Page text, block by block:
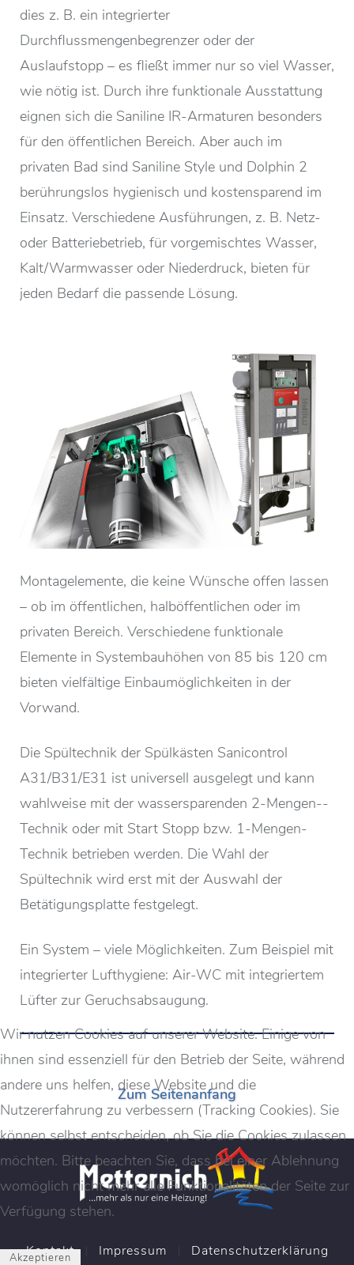
dies z. B. ein integrierter
Durchflussmengenbegrenzer oder der
Auslaufstopp – es fließt immer nur so viel Wasser,
wie nötig ist. Durch ihre funktionale Ausstattung
eignen sich die Saniline IR-Armaturen besonders
für den öffentlichen Bereich. Aber auch im
privaten Bad sind Saniline Style und Dolphin 2
berührungslos hygienisch und kostensparend im
Einsatz. Verschiedene Ausführungen, z. B. Netz-
oder Batteriebetrieb, für vorgemischtes Wasser,
Kalt/Warmwasser oder Niederdruck, bieten für
jeden Bedarf die passende Lösung.
Montagelemente, die keine Wünsche offen lassen
– ob im öffentlichen, halböffentlichen oder im
privaten Bereich. Verschiedene funktionale
Elemente in Systembauhöhen von 85 bis 120 cm
bieten vielfältige Einbaumöglichkeiten in der
Vorwand.
Die Spültechnik der Spülkästen Sanicontrol
A31/B31/E31 ist universell ausgelegt und kann
wahlweise mit der wasser­sparenden 2-Mengen-­
Technik oder mit Start Stopp bzw. 1-Mengen-
Technik betrieben werden. Die Wahl der
Spültechnik wird erst mit der Auswahl der
Betätigungsplatte festgelegt.
Ein System – viele Möglichkeiten. Zum Beispiel mit
integrierter Lufthygiene: Air-WC mit integriertem
Lüfter zur Geruchsabsaugung.
Zum Seitenanfang
Kontakt Impressum Datenschutzerklärung
Wir nutzen Cookies auf unserer Website. Einige von
ihnen sind essenziell für den Betrieb der Seite, während
andere uns helfen, diese Website und die
Nutzererfahrung zu verbessern (Tracking Cookies). Sie
können selbst entscheiden, ob Sie die Cookies zulassen
möchten. Bitte beachten Sie, dass bei einer Ablehnung
womöglich nicht mehr alle Funktionalitäten der Seite zur
Verfügung stehen.
Akzeptieren